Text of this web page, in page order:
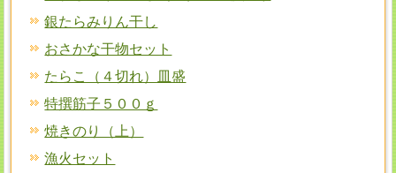
銀たらみりん干し
おさかな干物セット
たらこ（４切れ）皿盛
特撰筋子５００ｇ
焼きのり（上）
漁火セット